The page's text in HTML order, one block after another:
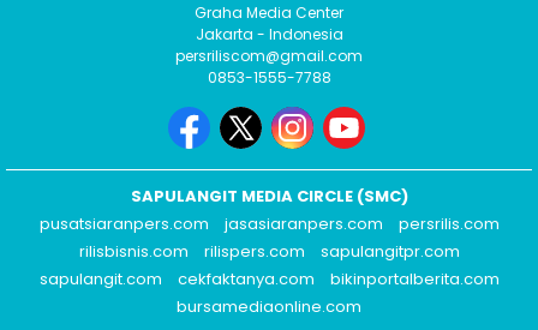
Graha Media Center
Jakarta - Indonesia
persriliscom@gmail.com
0853-1555-7788
SAPULANGIT MEDIA CIRCLE (SMC)
pusatsiaranpers.com
jasasiaranpers.com
persrilis.com
rilisbisnis.com
rilispers.com
sapulangitpr.com
sapulangit.com
cekfaktanya.com
bikinportalberita.com
bursamediaonline.com